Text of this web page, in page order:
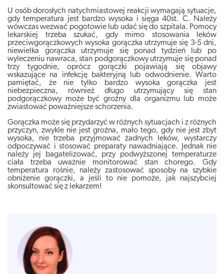
U osób dorosłych natychmiastowej reakcji wymagają sytuacje,
gdy temperatura jest bardzo wysoka i sięga 40st. C. Należy
wówczas wezwać pogotowie lub udać się do szpitala. Pomocy
lekarskiej trzeba szukać, gdy mimo stosowania leków
przeciwgorączkowych wysoka gorączka utrzymuje się 3-5 dni,
niewielka gorączka utrzymuje się ponad tydzień lub po
wyleczeniu nawraca, stan podgorączkowy utrzymuje się ponad
trzy tygodnie, oprócz gorączki pojawiają się objawy
wskazujące na infekcję bakteryjną lub odwodnienie. Warto
pamiętać, że nie tylko bardzo wysoka gorączka jest
niebezpieczna, również długo utrzymujący się stan
podgorączkowy może być groźny dla organizmu lub może
zwiastować poważniejsze schorzenia.
Gorączka może się przydarzyć w różnych sytuacjach i z różnych
przyczyn, zwykle nie jest groźna, mało tego, gdy nie jest zbyt
wysoka, nie trzeba przyjmować żadnych leków, wystarczy
odpoczywać i stosować preparaty nawadniające. Jednak nie
należy jej bagatelizować, przy podwyższonej temperaturze
ciała trzeba uważnie monitorować stan chorego. Gdy
temperatura rośnie, należy zastosować sposoby na szybkie
obniżenie gorączki, a jeśli to nie pomoże, jak najszybciej
skonsultować się z lekarzem!